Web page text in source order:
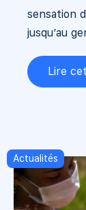
sensation
jusqu’au
Lire
Actualités